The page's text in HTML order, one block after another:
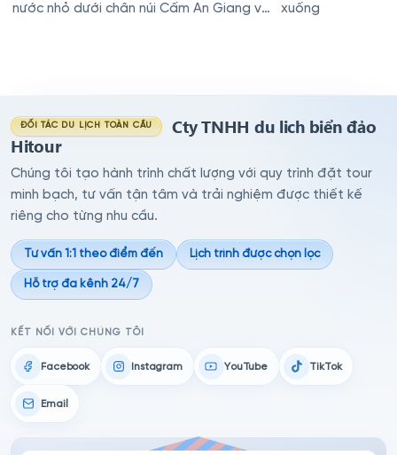
nước nhỏ dưới chân núi Cấm An Giang và
xuống
ĐỐI TÁC DU LỊCH TOÀN CẦU
Cty TNHH du lich biển đảo
Hitour
Chúng tôi tạo hành trình chất lượng với quy trình đặt tour
minh bạch, tư vấn tận tâm và trải nghiệm được thiết kế
riêng cho từng nhu cầu.
Tư vấn 1:1 theo điểm đến Lịch trình được chọn lọc
Hỗ trợ đa kênh 24/7
KẾT NỐI VỚI CHÚNG TÔI
Facebook Instagram YouTube TikTok
Email